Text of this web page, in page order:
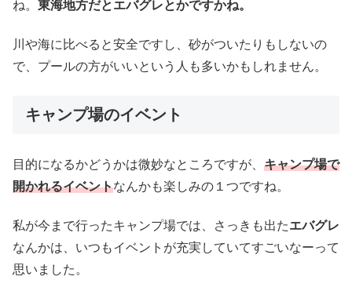
ね。 東海地方だとエバグレとかですかね。
川や海に比べると安全ですし、砂がついたりもしないの
で、プールの方がいいという人も多いかもしれません。
キャンプ場のイベント
目的になるかどうかは微妙なところですが、 キャンプ場で
開かれるイベントなんかも楽しみの１つですね。
私が今まで行ったキャンプ場では、さっきも出たエバグレ
なんかは、いつもイベントが充実していてすごいなーって
思いました。